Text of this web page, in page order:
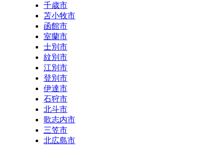
千歳市
苫小牧市
函館市
室蘭市
士別市
紋別市
江別市
登別市
伊達市
石狩市
北斗市
歌志内市
三笠市
北広島市